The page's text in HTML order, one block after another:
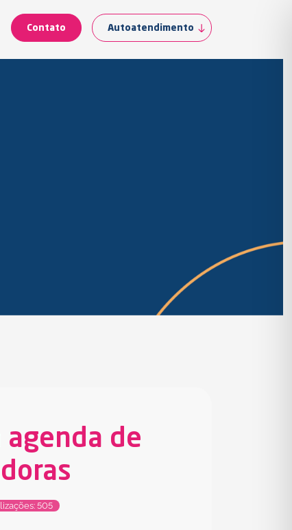
Contato Autoatendimento
agenda de
505